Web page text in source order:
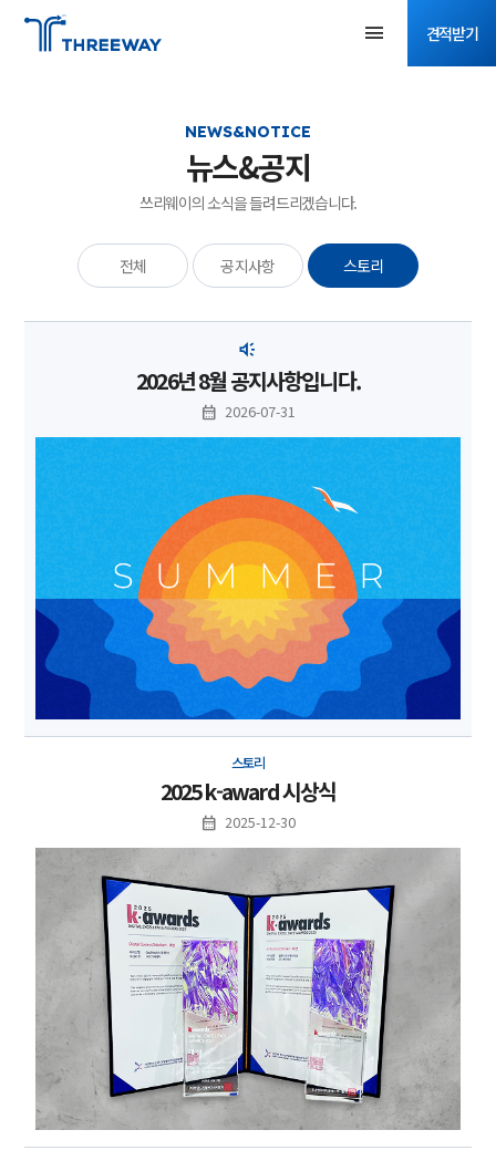
견적받기
NEWS&NOTICE
뉴스&공지
쓰리웨이의 소식을 들려드리겠습니다.
전체 공지사항 스토리
2026년 8월 공지사항입니다.
2026-07-31
스토리
2025 k-award 시상식
2025-12-30